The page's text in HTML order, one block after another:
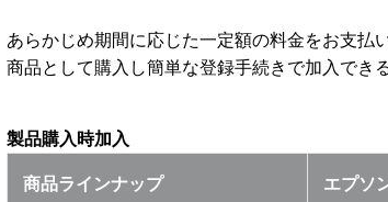
あらかじめ期間に応じた一定額の料金をお支払
商品として購入し簡単な登録手続きで加入でき
製品購入時加入
商品ラインナップ エプソ